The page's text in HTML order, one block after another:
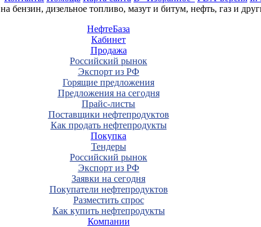
бензин, дизельное топливо, мазут и битум, нефть, газ и
НефтеБаза
Кабинет
Продажа
Российский рынок
Экспорт из РФ
Горящие предложения
Предложения на сегодня
Прайс-листы
Поставщики нефтепродуктов
Как продать нефтепродукты
Покупка
Тендеры
Российский рынок
Экспорт из РФ
Заявки на сегодня
Покупатели нефтепродуктов
Разместить спрос
Как купить нефтепродукты
Компании